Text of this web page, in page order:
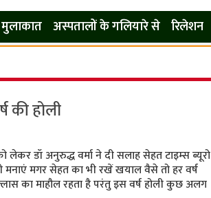
अस्पतालों के गलियारे से रिलेशन
की होली
लेकर डॉ अनुरुद्ध वर्मा ने दी सलाह सेहत टाइम्‍स ब्‍यूरो
मगर सेहत का भी रखें खयाल वैसे तो हर वर्ष
का माहौल रहता है परंतु इस वर्ष होली कुछ अलग